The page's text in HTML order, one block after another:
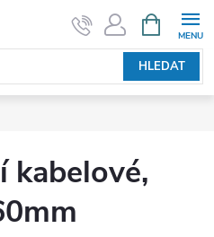
HLEDAT
NÁKUPNÍ
KOŠÍK
kabelové,